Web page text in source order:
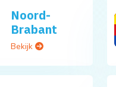
Noord-
Brabant
Bekijk